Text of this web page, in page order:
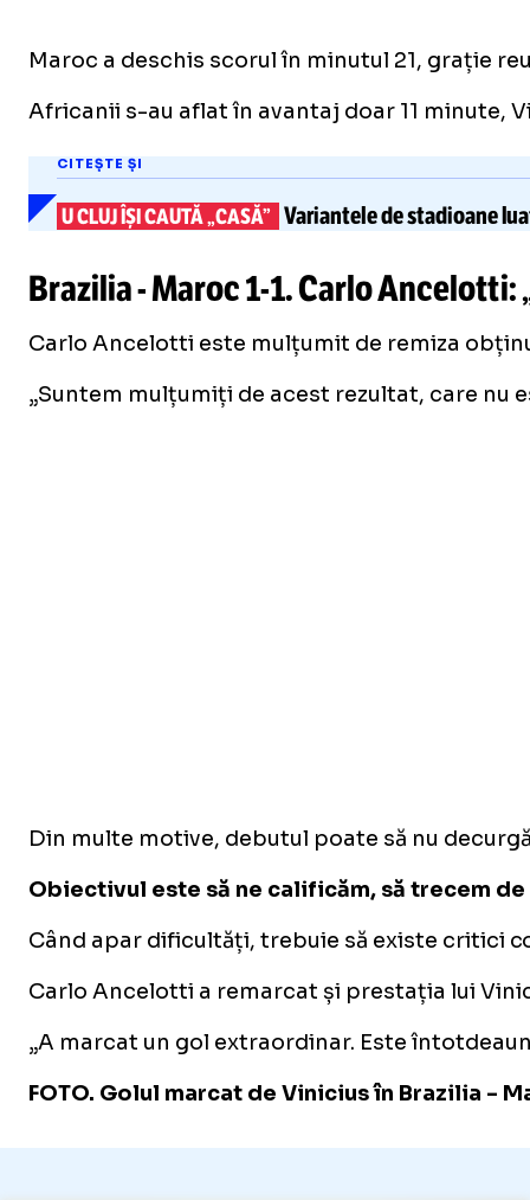
Maroc a deschis scorul în minutul 21, grație
Africanii s-au aflat în avantaj doar 11 minute,
CITEȘTE ȘI
U CLUJ ÎȘI CAUTĂ „CASĂ” Variantele de stadioane
Brazilia - Maroc1-1. Carlo Ancelotti:
Carlo Ancelotti este mulțumit de remiza
„Suntem mulțumiți de acest rezultat, care nu
Din multe motive, debutul poate să nu
Obiectivul este să ne calificăm, să trecem
Când apar dificultăți, trebuie să existe critici
Carlo Ancelotti a remarcat și prestația lui
„A marcat un gol extraordinar. Este
FOTO. Golul marcat de Vinicius în Brazilia -